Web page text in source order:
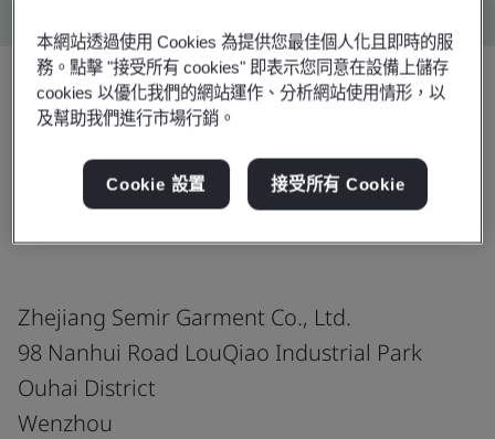
ISO 45001:2018
Zhejiang Semir Garment Co., Ltd.
98 Nanhui Road LouQiao Industrial Park
Ouhai District
Wenzhou
本網站透過使用 Cookies 為提供您最佳個人化且即時的服
務。點擊 "接受所有 cookies" 即表示您同意在設備上儲存
cookies 以優化我們的網站運作、分析網站使用情形，以
及幫助我們進行市場行銷。
Cookie 設置 接受所有 Cookie